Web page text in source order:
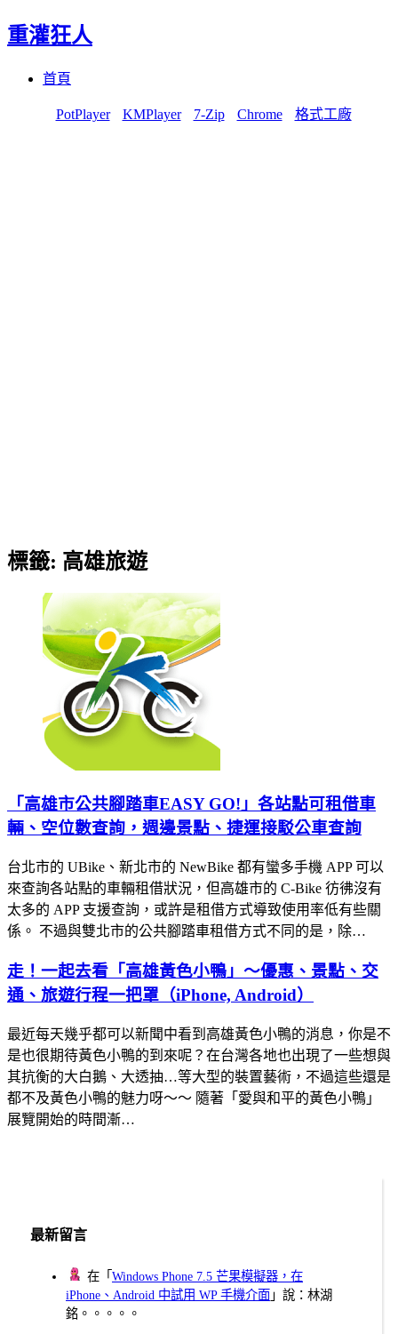
重灌狂人
首頁
PotPlayer KMPlayer 7-Zip Chrome 格式工廠
標籤: 高雄旅遊
「高雄市公共腳踏車EASY GO!」各站點可租借車
輛、空位數查詢，週邊景點、捷運接駁公車查詢
台北市的 UBike、新北市的 NewBike 都有蠻多手機 APP 可以
來查詢各站點的車輛租借狀況，但高雄市的 C-Bike 彷彿沒有
太多的 APP 支援查詢，或許是租借方式導致使用率低有些關
係。 不過與雙北市的公共腳踏車租借方式不同的是，除…
走！一起去看「高雄黃色小鴨」～優惠、景點、交
通、旅遊行程一把罩（iPhone, Android）
最近每天幾乎都可以新聞中看到高雄黃色小鴨的消息，你是不
是也很期待黃色小鴨的到來呢？在台灣各地也出現了一些想與
其抗衡的大白鵝、大透抽…等大型的裝置藝術，不過這些還是
都不及黃色小鴨的魅力呀～～ 隨著「愛與和平的黃色小鴨」
展覽開始的時間漸…
最新留言
在「Windows Phone 7.5 芒果模擬器，在
iPhone、Android 中試用 WP 手機介面 」說：林湖
銘。。。。。